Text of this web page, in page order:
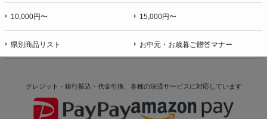
10,000円〜 15,000円〜
県別商品リスト お中元・お歳暮ご贈答マナー
クレジット・銀行振込・代金引換、各種の決済サービスに対応しています